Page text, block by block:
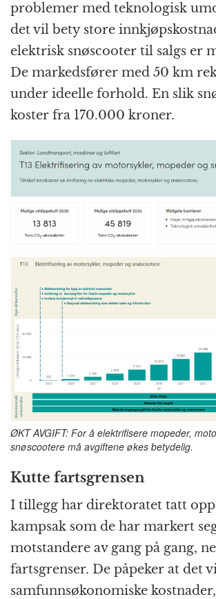
problemer med teknologisk
det vil bety store
elektrisk snøscooter til salgs er
De markedsfører med 50 km
under ideelle forhold. En slik
koster fra 170.000 kroner.
ØKT AVGIFT: For å elektrifisere mopeder,
snøscootere må avgiftene økes betydelig.
Kutte fartsgrensen
I tillegg har direktoratet tatt
kampsak som de har markert
motstandere av gang på gang,
fartsgrenser. De påpeker at det
samfunnsøkonomiske